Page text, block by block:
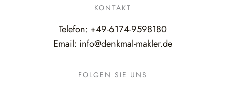
KONTAKT
Telefon: +49-6174-9598180
Email: info@denkmal-makler.de
FOLGEN SIE UNS